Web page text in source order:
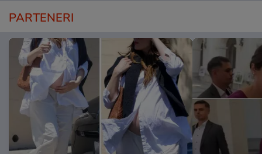
PARTENERI